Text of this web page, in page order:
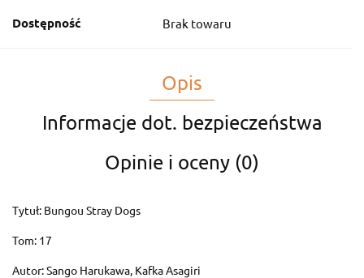
Dostępność Brak towaru
Opis
Informacje dot. bezpieczeństwa
Opinie i oceny (0)
Tytuł: Bungou Stray Dogs
Tom: 17
Autor: Sango Harukawa, Kafka Asagiri